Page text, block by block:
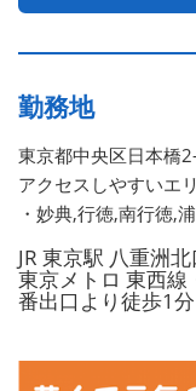
勤務地
東京都中央区日本橋
アクセスしやすいエ
・妙典,行徳,南行徳,
JR 東京駅 八重洲
東京メトロ 東西線
番出口より徒歩1分